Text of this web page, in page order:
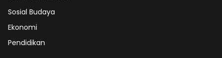
Sosial Budaya
Ekonomi
Pendidikan